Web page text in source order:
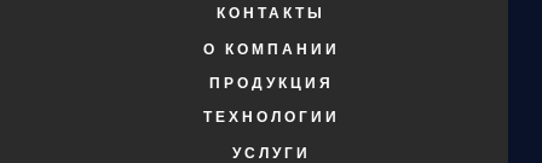
КОНТАКТЫ
О КОМПАНИИ
ПРОДУКЦИЯ
ТЕХНОЛОГИИ
УСЛУГИ